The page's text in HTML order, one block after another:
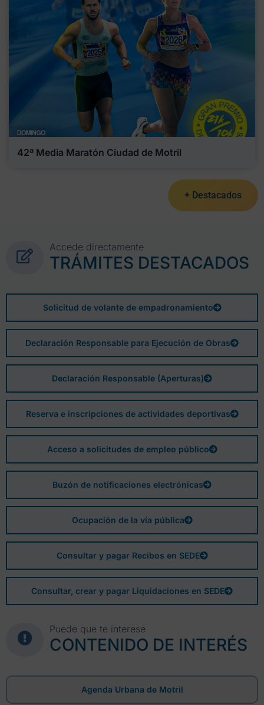
42ª Media Maratón Ciudad de Motril
+ Destacados
Accede directamente
TRÁMITES DESTACADOS
Solicitud de volante de empadronamiento
Declaración Responsable para Ejecución de Obras
Declaración Responsable (Aperturas)
Reserva e inscripciones de actividades deportivas
Acceso a solicitudes de empleo público
Buzón de notificaciones electrónicas
Ocupación de la vía pública
Consultar y pagar Recibos en SEDE
Consultar, crear y pagar Liquidaciones en SEDE
Puede que te interese
CONTENIDO DE INTERÉS
Agenda Urbana de Motril